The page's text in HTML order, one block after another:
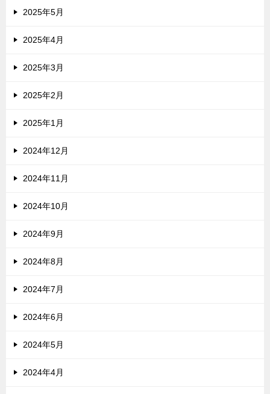
2025年5月
2025年4月
2025年3月
2025年2月
2025年1月
2024年12月
2024年11月
2024年10月
2024年9月
2024年8月
2024年7月
2024年6月
2024年5月
2024年4月